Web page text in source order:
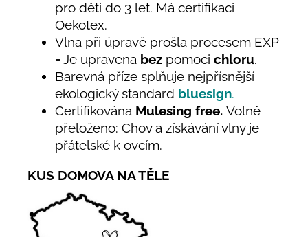
pro děti do 3 let. Má certifikaci
Oekotex.
Vlna při úpravě prošla procesem EXP
= Je upravena bez pomoci chloru.
Barevná příze splňuje nejpřísnější
ekologický standard bluesign.
Certifikována Mulesing free. Volně
přeloženo: Chov a získávání vlny je
přátelské k ovcím.
KUS DOMOVA NA TĚLE